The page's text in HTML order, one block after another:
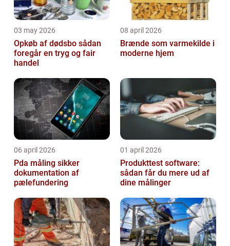
03 may 2026
Opkøb af dødsbo sådan
foregår en tryg og fair
handel
08 april 2026
Brænde som varmekilde i
moderne hjem
06 april 2026
Pda måling sikker
dokumentation af
pælefundering
01 april 2026
Produkttest software:
sådan får du mere ud af
dine målinger